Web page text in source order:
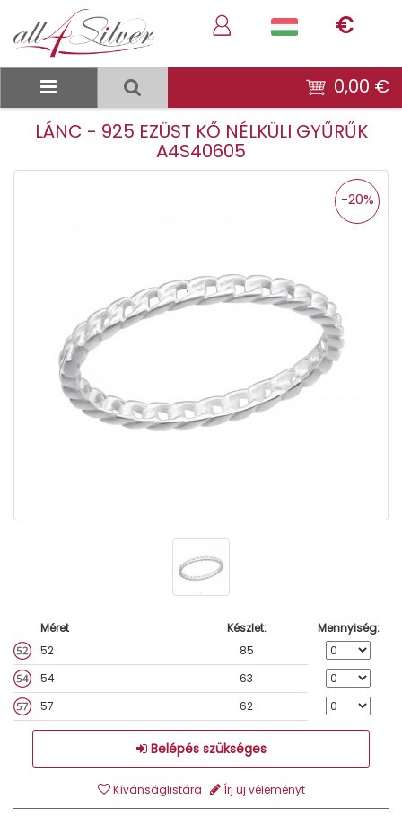
€
0,00 €
LÁNC - 925 EZÜST KŐ NÉLKÜLI GYŰRŰK
A4S40605
-20%
Méret Készlet:
Mennyiség:
52
85
54
63
57
62
Belépés szükséges
Kívánságlistára Írj új véleményt